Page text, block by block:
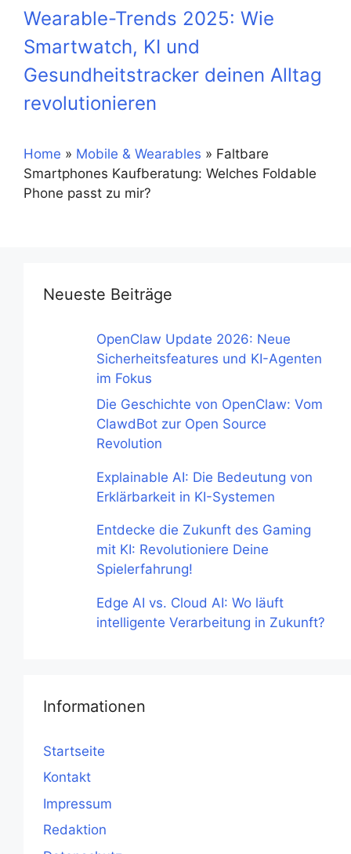
Wearable-Trends 2025: Wie
Smartwatch, KI und
Gesundheitstracker deinen Alltag
revolutionieren
Home » Mobile & Wearables » Faltbare
Smartphones Kaufberatung: Welches Foldable
Phone passt zu mir?
Neueste Beiträge
OpenClaw Update 2026: Neue
Sicherheitsfeatures und KI-Agenten
im Fokus
Die Geschichte von OpenClaw: Vom
ClawdBot zur Open Source
Revolution
Explainable AI: Die Bedeutung von
Erklärbarkeit in KI-Systemen
Entdecke die Zukunft des Gaming
mit KI: Revolutioniere Deine
Spielerfahrung!
Edge AI vs. Cloud AI: Wo läuft
intelligente Verarbeitung in Zukunft?
Informationen
Startseite
Kontakt
Impressum
Redaktion